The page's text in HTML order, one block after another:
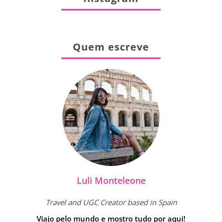
Quem escreve
Luli Monteleone
Travel and UGC Creator based in Spain
Viajo pelo mundo e mostro tudo por aqui!